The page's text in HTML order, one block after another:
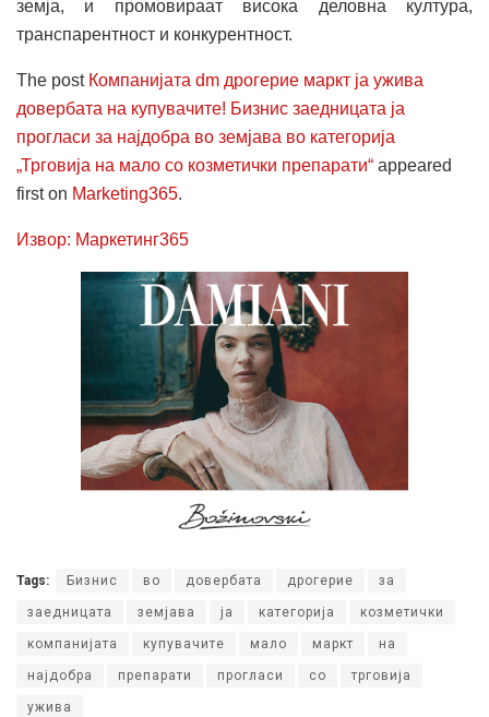
земја, и промовираат висока деловна култура,
транспарентност и конкурентност.
The post Компанијата dm дрогерие маркт ја ужива
довербата на купувачите! Бизнис заедницата ја
прогласи за најдобра во земјава во категорија
„Трговија на мало со козметички препарати“ appeared
first on Marketing365.
Извор: Маркетинг365
Tags: Бизнис во довербата дрогерие за
заедницата земјава ја категорија козметички
компанијата купувачите мало маркт на
најдобра препарати прогласи со трговија
ужива